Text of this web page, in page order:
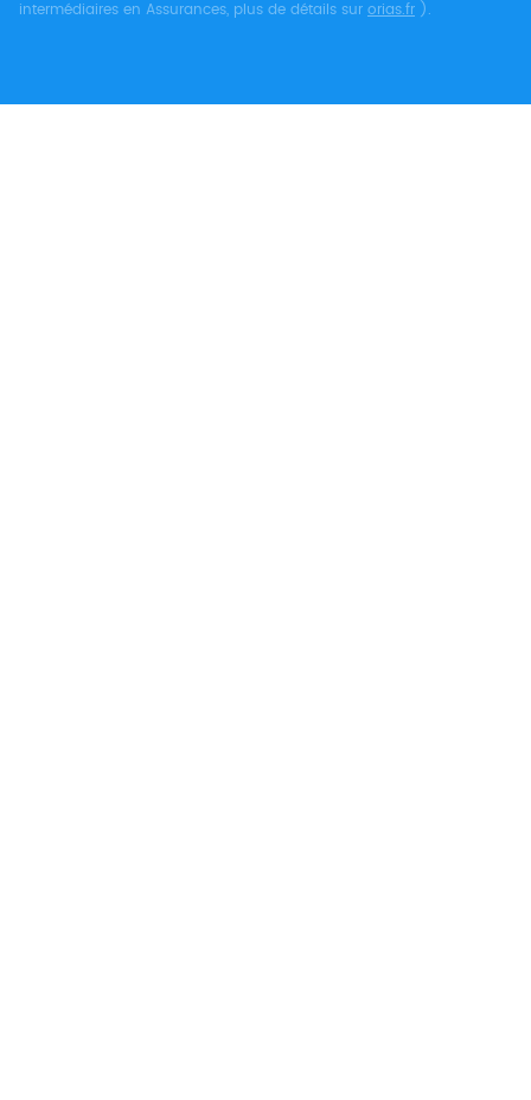
intermédiaires en Assurances, plus de détails sur orias.fr ).